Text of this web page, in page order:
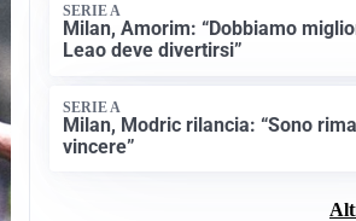
SERIE A
Milan, Amorim: “Dobbiamo
Leao deve divertirsi”
SERIE A
Milan, Modric rilancia: “Sono
vincere”